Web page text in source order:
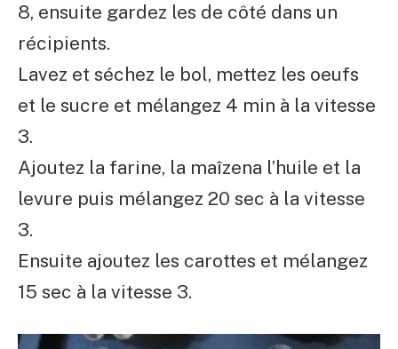
8, ensuite gardez les de côté dans un
récipients.
Lavez et séchez le bol, mettez les oeufs
et le sucre et mélangez 4 min à la vitesse
3.
Ajoutez la farine, la maîzena l’huile et la
levure puis mélangez 20 sec à la vitesse
3.
Ensuite ajoutez les carottes et mélangez
15 sec à la vitesse 3.